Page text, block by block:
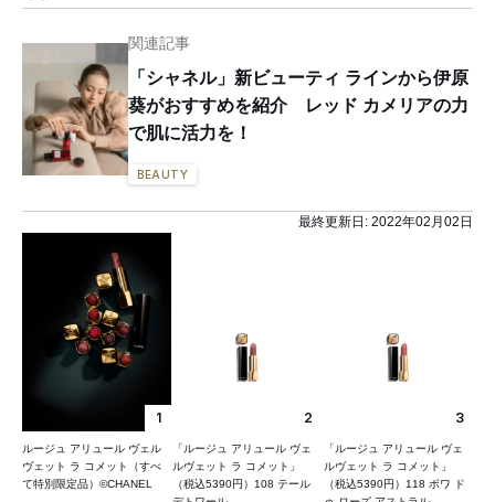
関連記事
「シャネル」新ビューティ ラインから伊原
葵がおすすめを紹介 レッド カメリアの力
で肌に活力を！
BEAUTY
最終更新日: 2022年02月02日
1
ルージュ アリュール ヴェル
ヴェット ラ コメット（すべ
て特別限定品）©CHANEL
2
「ルージュ アリュール ヴェ
ルヴェット ラ コメット」
（税込5390円）108 テール
3
「ルージュ アリュール ヴェ
ルヴェット ラ コメット」
（税込5390円）118 ボワ ド